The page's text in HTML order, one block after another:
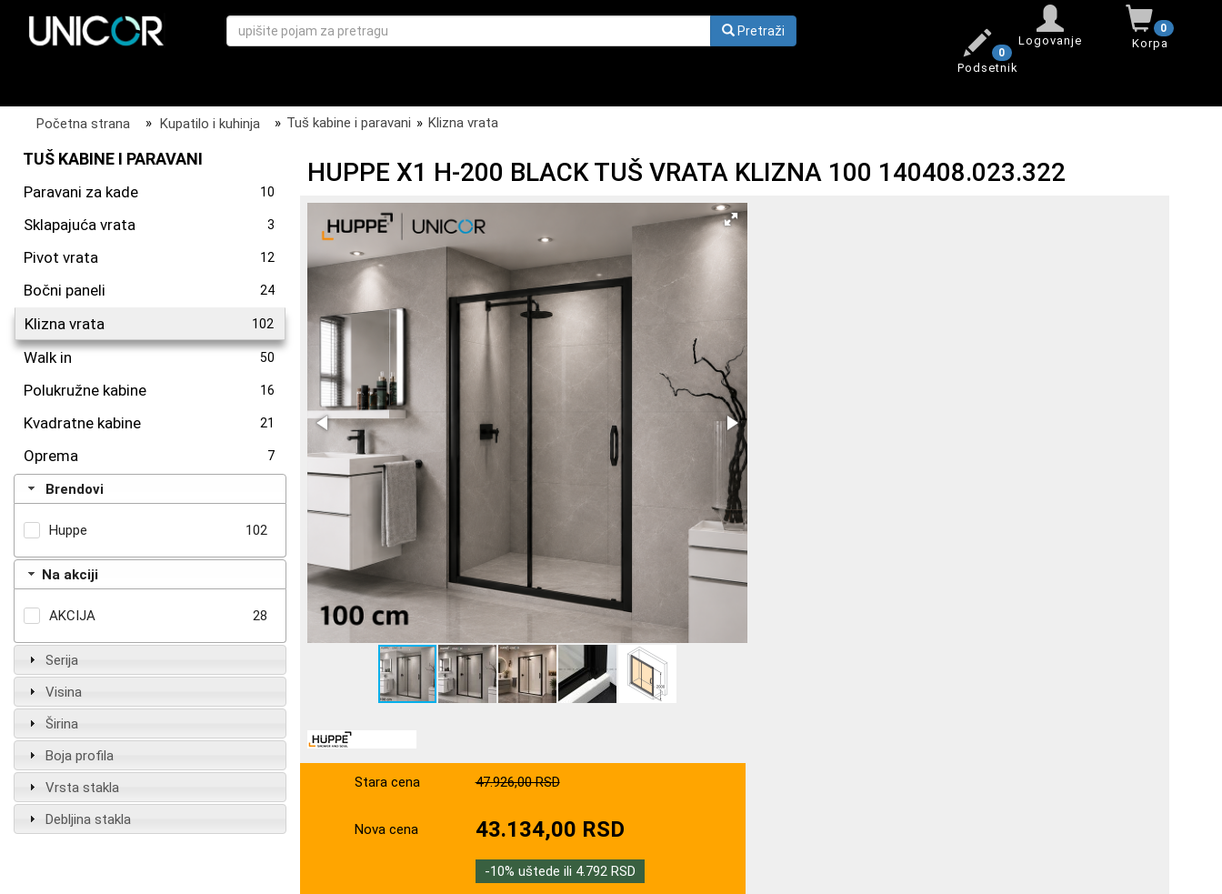
Pretraži 0
Korpa
Logovanje
0
Podsetnik
Početna strana » Kupatilo i kuhinja » Tuš kabine i paravani » Klizna vrata
TUŠ KABINE I PARAVANI
Paravani za kade 10
Sklapajuća vrata 3
Pivot vrata 12
Bočni paneli 24
Klizna vrata 102
Walk in 50
Polukružne kabine 16
Kvadratne kabine 21
Oprema 7
Brendovi
Huppe 102
Na akciji
AKCIJA 28
Serija
Visina
Širina
Boja profila
Vrsta stakla
Debljina stakla
HUPPE X1 H-200 BLACK TUŠ VRATA KLIZNA 100 140408.023.322
Stara cena 47.926,00 RSD
Nova cena 43.134,00 RSD
-10% uštede ili 4.792 RSD